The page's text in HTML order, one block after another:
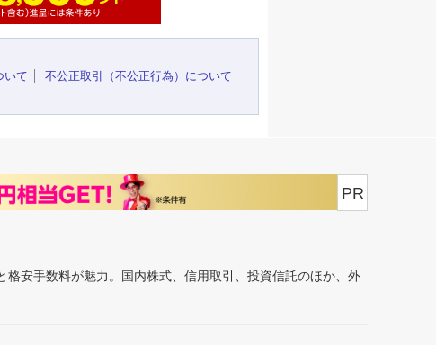
いて
不公正取引（不公正行為）について
PR
安手数料が魅力。国内株式、信用取引、投資信託のほか、外